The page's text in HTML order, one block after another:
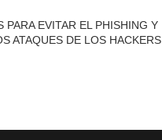
PARA EVITAR EL PHISHING Y
ATAQUES DE LOS HACKERS